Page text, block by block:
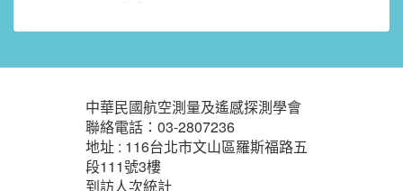
:::
中華民國航空測量及遙感探測學會
聯絡電話：03-2807236
地址 : 116台北市文山區羅斯福路五
段111號3樓
到訪人次統計